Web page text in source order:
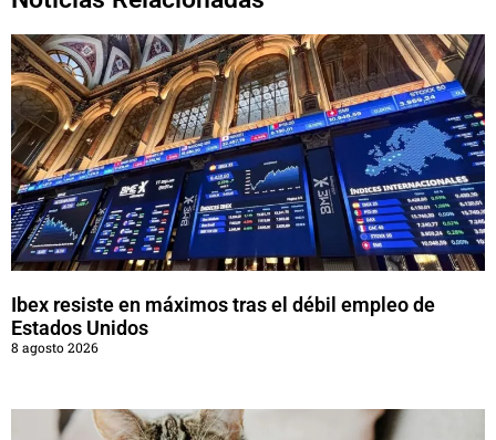
Ibex resiste en máximos tras el débil empleo de
Estados Unidos
8 agosto 2026